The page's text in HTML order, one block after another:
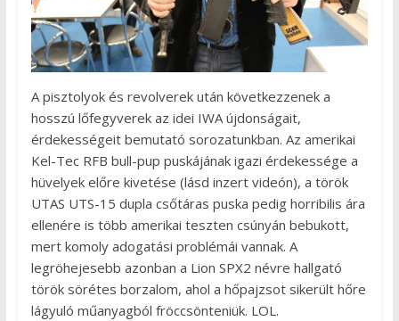
A pisztolyok és revolverek után következzenek a
hosszú lőfegyverek az idei IWA újdonságait,
érdekességeit bemutató sorozatunkban. Az amerikai
Kel-Tec RFB bull-pup puskájának igazi érdekessége a
hüvelyek előre kivetése (lásd inzert videón), a török
UTAS UTS-15 dupla csőtáras puska pedig horribilis ára
ellenére is több amerikai teszten csúnyán bebukott,
mert komoly adogatási problémái vannak. A
legröhejesebb azonban a Lion SPX2 névre hallgató
török sörétes borzalom, ahol a hőpajzsot sikerült hőre
lágyuló műanyagból fröccsönteniük. LOL.